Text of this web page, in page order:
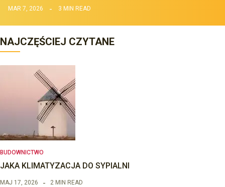
MAR 7, 2026 3 MIN READ
NAJCZĘŚCIEJ CZYTANE
BUDOWNICTWO
JAKA KLIMATYZACJA DO SYPIALNI
MAJ 17, 2026 2 MIN READ